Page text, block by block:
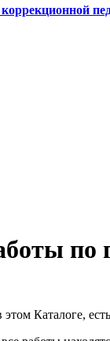
по
Каталоге, есть